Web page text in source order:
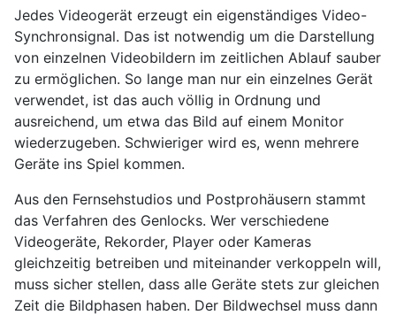
Jedes Videogerät erzeugt ein eigenständiges Video-
Synchronsignal. Das ist notwendig um die Darstellung
von einzelnen Videobildern im zeitlichen Ablauf sauber
zu ermöglichen. So lange man nur ein einzelnes Gerät
verwendet, ist das auch völlig in Ordnung und
ausreichend, um etwa das Bild auf einem Monitor
wiederzugeben. Schwieriger wird es, wenn mehrere
Geräte ins Spiel kommen.
Aus den Fernsehstudios und Postprohäusern stammt
das Verfahren des Genlocks. Wer verschiedene
Videogeräte, Rekorder, Player oder Kameras
gleichzeitig betreiben und miteinander verkoppeln will,
muss sicher stellen, dass alle Geräte stets zur gleichen
Zeit die Bildphasen haben. Der Bildwechsel muss dann